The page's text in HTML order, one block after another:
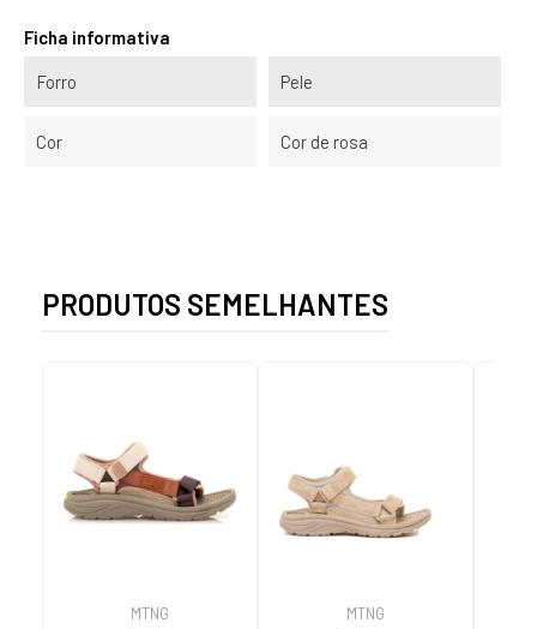
Ficha informativa
Forro Pele
Cor Cor de rosa
PRODUTOS SEMELHANTES
MTNG MTNG